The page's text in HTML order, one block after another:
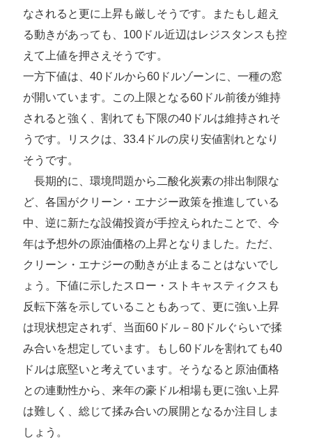
なされると更に上昇も厳しそうです。またもし超え
る動きがあっても、100ドル近辺はレジスタンスも控
えて上値を押さえそうです。
一方下値は、40ドルから60ドルゾーンに、一種の窓
が開いています。この上限となる60ドル前後が維持
されると強く、割れても下限の40ドルは維持されそ
うです。リスクは、33.4ドルの戻り安値割れとなり
そうです。
長期的に、環境問題から二酸化炭素の排出制限な
ど、各国がクリーン・エナジー政策を推進している
中、逆に新たな設備投資が手控えられたことで、今
年は予想外の原油価格の上昇となりました。ただ、
クリーン・エナジーの動きが止まることはないでし
ょう。下値に示したスロー・ストキャスティクスも
反転下落を示していることもあって、更に強い上昇
は現状想定されず、当面60ドル－80ドルぐらいで揉
み合いを想定しています。もし60ドルを割れても40
ドルは底堅いと考えています。そうなると原油価格
との連動性から、来年の豪ドル相場も更に強い上昇
は難しく、総じて揉み合いの展開となるか注目しま
しょう。